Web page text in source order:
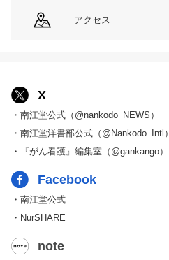
アクセス
X
・南江堂公式（@nankodo_NEWS）
・南江堂洋書部公式（@Nankodo_Intl）
・『がん看護』編集室（@gankango）
Facebook
・南江堂公式
・NurSHARE
note